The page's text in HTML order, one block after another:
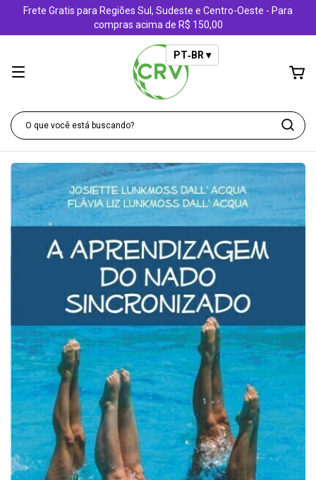
Frete Gratis para Regiões Sul, Sudeste e Centro-Oeste - Para
compras acima de R$ 150,00
PT‑BR ▾